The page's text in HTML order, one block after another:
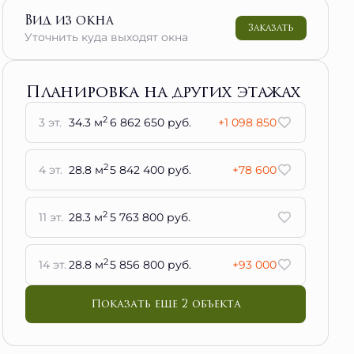
Вид из окна
Уточнить куда выходят окна
Заказать
Планировка на других этажах
3 эт. 34.3 м2 6 862 650 руб. +1 098 850
4 эт. 28.8 м25 842 400 руб. +78 600
11 эт. 28.3 м2 5 763 800 руб.
14 эт. 28.8 м25 856 800 руб. +93 000
Показать еще 2 объектa